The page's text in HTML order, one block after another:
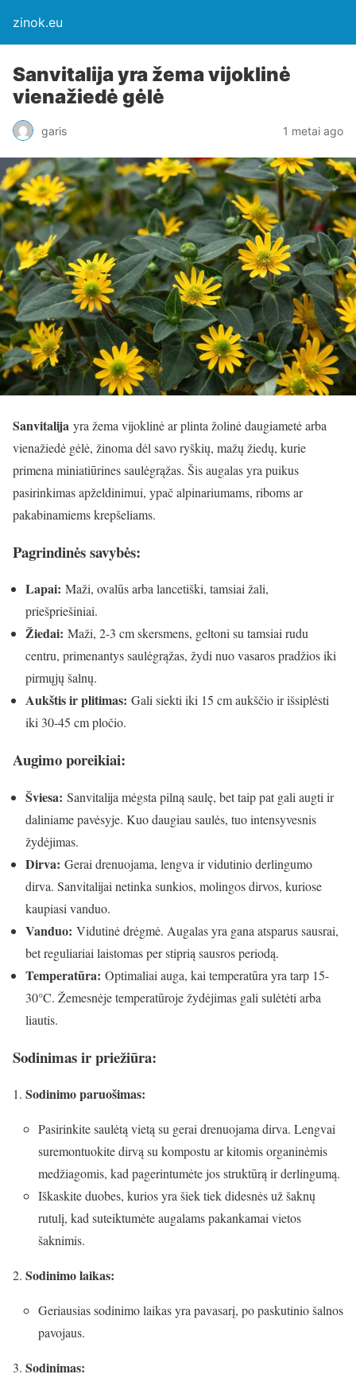
zinok.eu
Sanvitalija yra žema vijoklinė
vienažiedė gėlė
garis 1 metai ago
Sanvitalija yra žema vijoklinė ar plinta žolinė daugiametė arba
vienažiedė gėlė, žinoma dėl savo ryškių, mažų žiedų, kurie
primena miniatiūrines saulėgrąžas. Šis augalas yra puikus
pasirinkimas apželdinimui, ypač alpinariumams, riboms ar
pakabinamiems krepšeliams.
Pagrindinės savybės:
Lapai: Maži, ovalūs arba lancetiški, tamsiai žali,
priešpriešiniai.
Žiedai: Maži, 2-3 cm skersmens, geltoni su tamsiai rudu
centru, primenantys saulėgrąžas, žydi nuo vasaros pradžios iki
pirmųjų šalnų.
Aukštis ir plitimas: Gali siekti iki 15 cm aukščio ir išsiplėsti
iki 30-45 cm pločio.
Augimo poreikiai:
Šviesa: Sanvitalija mėgsta pilną saulę, bet taip pat gali augti ir
daliniame pavėsyje. Kuo daugiau saulės, tuo intensyvesnis
žydėjimas.
Dirva: Gerai drenuojama, lengva ir vidutinio derlingumo
dirva. Sanvitalijai netinka sunkios, molingos dirvos, kuriose
kaupiasi vanduo.
Vanduo: Vidutinė drėgmė. Augalas yra gana atsparus sausrai,
bet reguliariai laistomas per stiprią sausros periodą.
Temperatūra: Optimaliai auga, kai temperatūra yra tarp 15-
30°C. Žemesnėje temperatūroje žydėjimas gali sulėtėti arba
liautis.
Sodinimas ir priežiūra:
Sodinimo paruošimas:
Pasirinkite saulėtą vietą su gerai drenuojama dirva. Lengvai
suremontuokite dirvą su kompostu ar kitomis organinėmis
medžiagomis, kad pagerintumėte jos struktūrą ir derlingumą.
Iškaskite duobes, kurios yra šiek tiek didesnės už šaknų
rutulį, kad suteiktumėte augalams pakankamai vietos
šaknimis.
Sodinimo laikas:
Geriausias sodinimo laikas yra pavasarį, po paskutinio šalnos
pavojaus.
Sodinimas: